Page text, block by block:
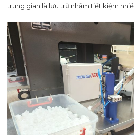
trung gian là lưu trữ nhằm tiết kiệm